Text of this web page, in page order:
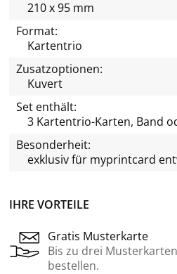
IHRE VORTEILE
Gratis Musterkarte
Bis zu drei
bestellen.
210 x 95 mm
Format:
Kartentrio
Zusatzoptionen:
Kuvert
Set enthält:
3 Kartentrio-Karten, Band
Besonderheit:
exklusiv für myprintcard